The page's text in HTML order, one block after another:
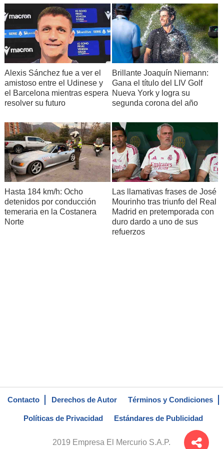
Alexis Sánchez fue a ver el
amistoso entre el Udinese y
el Barcelona mientras espera
resolver su futuro
Brillante Joaquín Niemann:
Gana el título del LIV Golf
Nueva York y logra su
segunda corona del año
Hasta 184 km/h: Ocho
detenidos por conducción
temeraria en la Costanera
Norte
Las llamativas frases de José
Mourinho tras triunfo del Real
Madrid en pretemporada con
duro dardo a uno de sus
refuerzos
Contacto Derechos de Autor Términos y Condiciones
Políticas de Privacidad Estándares de Publicidad
2019 Empresa El Mercurio S.A.P.